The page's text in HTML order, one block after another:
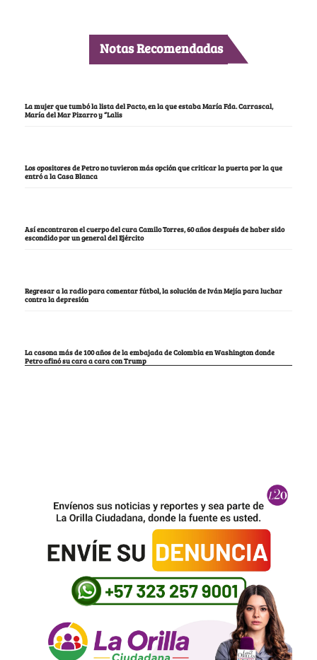
Notas Recomendadas
La mujer que tumbó la lista del Pacto, en la que estaba María Fda. Carrascal,
María del Mar Pizarro y “Lalis
Los opositores de Petro no tuvieron más opción que criticar la puerta por la que
entró a la Casa Blanca
Así encontraron el cuerpo del cura Camilo Torres, 60 años después de haber sido
escondido por un general del Ejército
Regresar a la radio para comentar fútbol, la solución de Iván Mejía para luchar
contra la depresión
La casona más de 100 años de la embajada de Colombia en Washington donde
Petro afinó su cara a cara con Trump